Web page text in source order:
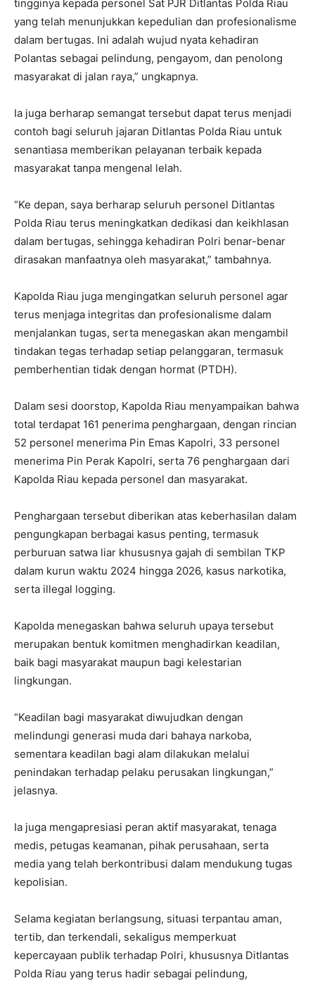
tingginya kepada personel Sat PJR Ditlantas Polda Riau
yang telah menunjukkan kepedulian dan profesionalisme
dalam bertugas. Ini adalah wujud nyata kehadiran
Polantas sebagai pelindung, pengayom, dan penolong
masyarakat di jalan raya,” ungkapnya.
Ia juga berharap semangat tersebut dapat terus menjadi
contoh bagi seluruh jajaran Ditlantas Polda Riau untuk
senantiasa memberikan pelayanan terbaik kepada
masyarakat tanpa mengenal lelah.
“Ke depan, saya berharap seluruh personel Ditlantas
Polda Riau terus meningkatkan dedikasi dan keikhlasan
dalam bertugas, sehingga kehadiran Polri benar-benar
dirasakan manfaatnya oleh masyarakat,” tambahnya.
Kapolda Riau juga mengingatkan seluruh personel agar
terus menjaga integritas dan profesionalisme dalam
menjalankan tugas, serta menegaskan akan mengambil
tindakan tegas terhadap setiap pelanggaran, termasuk
pemberhentian tidak dengan hormat (PTDH).
Dalam sesi doorstop, Kapolda Riau menyampaikan bahwa
total terdapat 161 penerima penghargaan, dengan rincian
52 personel menerima Pin Emas Kapolri, 33 personel
menerima Pin Perak Kapolri, serta 76 penghargaan dari
Kapolda Riau kepada personel dan masyarakat.
Penghargaan tersebut diberikan atas keberhasilan dalam
pengungkapan berbagai kasus penting, termasuk
perburuan satwa liar khususnya gajah di sembilan TKP
dalam kurun waktu 2024 hingga 2026, kasus narkotika,
serta illegal logging.
Kapolda menegaskan bahwa seluruh upaya tersebut
merupakan bentuk komitmen menghadirkan keadilan,
baik bagi masyarakat maupun bagi kelestarian
lingkungan.
“Keadilan bagi masyarakat diwujudkan dengan
melindungi generasi muda dari bahaya narkoba,
sementara keadilan bagi alam dilakukan melalui
penindakan terhadap pelaku perusakan lingkungan,”
jelasnya.
Ia juga mengapresiasi peran aktif masyarakat, tenaga
medis, petugas keamanan, pihak perusahaan, serta
media yang telah berkontribusi dalam mendukung tugas
kepolisian.
Selama kegiatan berlangsung, situasi terpantau aman,
tertib, dan terkendali, sekaligus memperkuat
kepercayaan publik terhadap Polri, khususnya Ditlantas
Polda Riau yang terus hadir sebagai pelindung,